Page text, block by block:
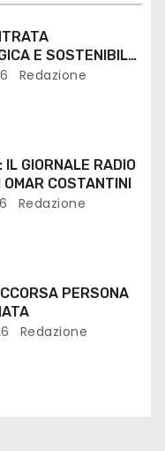
E SOSTENIBILE
PESANTI ALLA
Redazione
IL GIORNALE RADIO
COSTANTINI
Redazione
PERSONA
Redazione